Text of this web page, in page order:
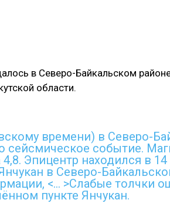
в Северо-Байкальском
области.
времени) в Северо-
сейсмическое событие.
Эпицентр находился в
в Северо-
<… >Слабые толчки
пункте Янчукан.